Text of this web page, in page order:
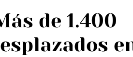
de 1.400